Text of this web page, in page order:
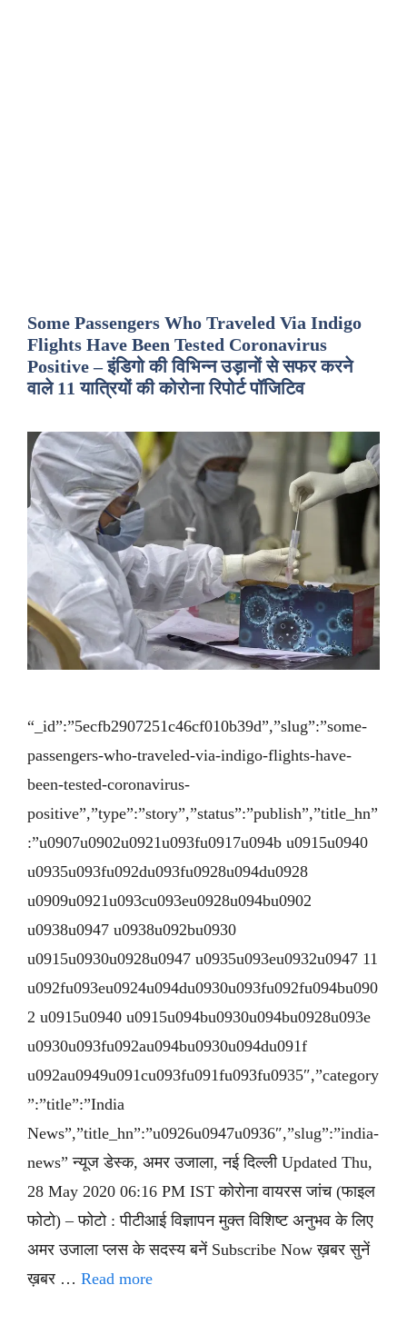
Some Passengers Who Traveled Via Indigo
Flights Have Been Tested Coronavirus
Positive – इंडिगो की विभिन्न उड़ानों से सफर करने
वाले 11 यात्रियों की कोरोना रिपोर्ट पॉजिटिव
“_id”:”5ecfb2907251c46cf010b39d”,”slug”:”some-
passengers-who-traveled-via-indigo-flights-have-
been-tested-coronavirus-
positive”,”type”:”story”,”status”:”publish”,”title_hn”
:”u0907u0902u0921u093fu0917u094b u0915u0940
u0935u093fu092du093fu0928u094du0928
u0909u0921u093cu093eu0928u094bu0902
u0938u0947 u0938u092bu0930
u0915u0930u0928u0947 u0935u093eu0932u0947 11
u092fu093eu0924u094du0930u093fu092fu094bu090
2 u0915u0940 u0915u094bu0930u094bu0928u093e
u0930u093fu092au094bu0930u094du091f
u092au0949u091cu093fu091fu093fu0935″,”category
”:”title”:”India
News”,”title_hn”:”u0926u0947u0936″,”slug”:”india-
news” न्यूज डेस्क, अमर उजाला, नई दिल्ली Updated Thu,
28 May 2020 06:16 PM IST कोरोना वायरस जांच (फाइल
फोटो) – फोटो : पीटीआई विज्ञापन मुक्त विशिष्ट अनुभव के लिए
अमर उजाला प्लस के सदस्य बनें Subscribe Now ख़बर सुनें
ख़बर … Read more